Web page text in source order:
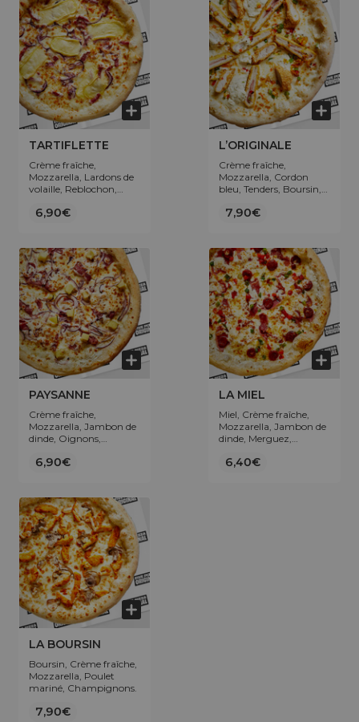
TARTIFLETTE
Crème fraîche,
Mozzarella, Lardons de
volaille, Reblochon,
6,90€
L’ORIGINALE
Crème fraîche,
Mozzarella, Cordon
bleu, Tenders, Boursin,
7,90€
PAYSANNE
Crème fraîche,
Mozzarella, Jambon de
dinde, Oignons,
6,90€
LA MIEL
Miel, Crème fraîche,
Mozzarella, Jambon de
dinde, Merguez,
6,40€
LA BOURSIN
Boursin, Crème fraîche,
Mozzarella, Poulet
mariné, Champignons.
7,90€